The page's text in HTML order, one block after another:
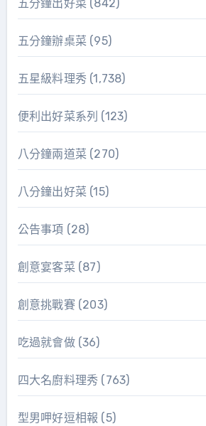
五分鐘出好菜 (842)
五分鐘辦桌菜 (95)
五星級料理秀(1,738)
便利出好菜系列 (123)
八分鐘兩道菜 (270)
八分鐘出好菜 (15)
公告事項 (28)
創意宴客菜 (87)
創意挑戰賽(203)
吃過就會做(36)
四大名廚料理秀 (763)
型男呷好逗相報 (5)